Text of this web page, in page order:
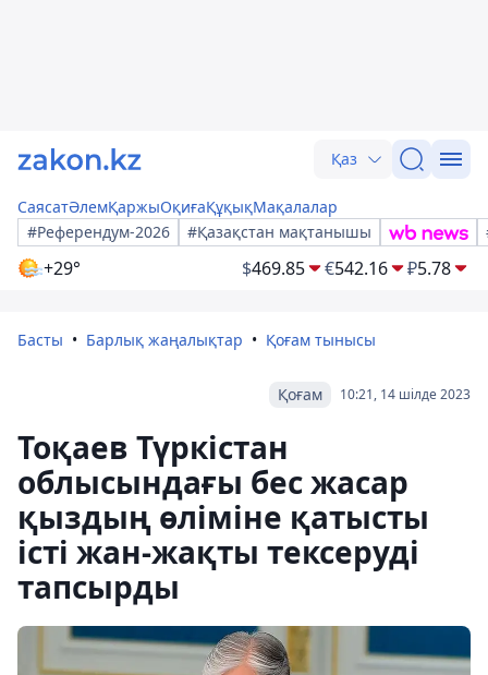
Қаз
СаясатӘлемҚаржыОқиғаҚұқықМақалалар
#Референдум-2026
#Қазақстан мақтанышы
+29° $469.85 €542.16 ₽5.78
Басты Барлық жаңалықтар Қоғам тынысы
10:21, 14 шілде 2023
Қоғам
Тоқаев Түркістан
облысындағы бес жасар
қыздың өліміне қатысты
істі жан-жақты тексеруді
тапсырды